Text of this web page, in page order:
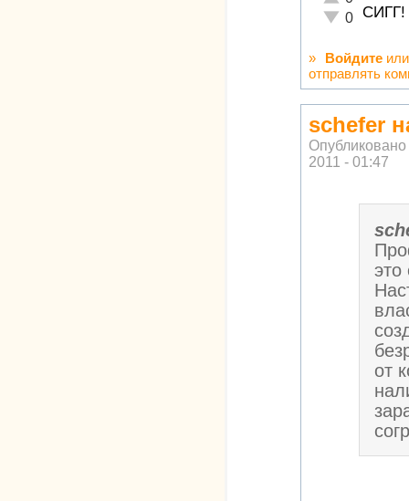
Неадекватно!
0
» Войдите
отправлять
schefer
2011 - 01:47
от